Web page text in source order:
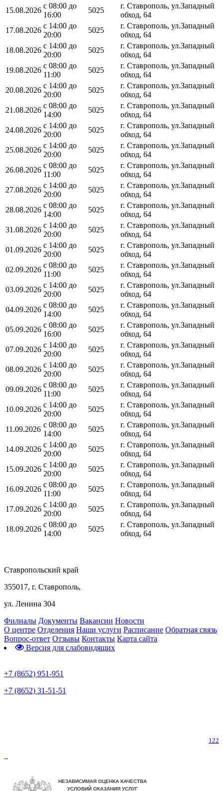
15.08.2026
с 08:00 до
16:00
5025
г. Ставрополь, ул.Западный
обход, 64
17.08.2026
с 14:00 до
20:00
5025
г. Ставрополь, ул.Западный
обход, 64
18.08.2026
с 14:00 до
20:00
5025
г. Ставрополь, ул.Западный
обход, 64
19.08.2026
с 08:00 до
11:00
5025
г. Ставрополь, ул.Западный
обход, 64
20.08.2026
с 14:00 до
20:00
5025
г. Ставрополь, ул.Западный
обход, 64
21.08.2026
с 08:00 до
14:00
5025
г. Ставрополь, ул.Западный
обход, 64
24.08.2026
с 14:00 до
20:00
5025
г. Ставрополь, ул.Западный
обход, 64
25.08.2026
с 14:00 до
20:00
5025
г. Ставрополь, ул.Западный
обход, 64
26.08.2026
с 08:00 до
11:00
5025
г. Ставрополь, ул.Западный
обход, 64
27.08.2026
с 14:00 до
20:00
5025
г. Ставрополь, ул.Западный
обход, 64
28.08.2026
с 08:00 до
14:00
5025
г. Ставрополь, ул.Западный
обход, 64
31.08.2026
с 14:00 до
20:00
5025
г. Ставрополь, ул.Западный
обход, 64
01.09.2026
с 14:00 до
20:00
5025
г. Ставрополь, ул.Западный
обход, 64
02.09.2026
с 08:00 до
11:00
5025
г. Ставрополь, ул.Западный
обход, 64
03.09.2026
с 14:00 до
20:00
5025
г. Ставрополь, ул.Западный
обход, 64
04.09.2026
с 08:00 до
14:00
5025
г. Ставрополь, ул.Западный
обход, 64
05.09.2026
с 08:00 до
16:00
5025
г. Ставрополь, ул.Западный
обход, 64
07.09.2026
с 14:00 до
20:00
5025
г. Ставрополь, ул.Западный
обход, 64
08.09.2026
с 14:00 до
20:00
5025
г. Ставрополь, ул.Западный
обход, 64
09.09.2026
с 08:00 до
11:00
5025
г. Ставрополь, ул.Западный
обход, 64
10.09.2026
с 14:00 до
20:00
5025
г. Ставрополь, ул.Западный
обход, 64
11.09.2026
с 08:00 до
14:00
5025
г. Ставрополь, ул.Западный
обход, 64
14.09.2026
с 14:00 до
20:00
5025
г. Ставрополь, ул.Западный
обход, 64
15.09.2026
с 14:00 до
20:00
5025
г. Ставрополь, ул.Западный
обход, 64
16.09.2026
с 08:00 до
11:00
5025
г. Ставрополь, ул.Западный
обход, 64
17.09.2026
с 14:00 до
20:00
5025
г. Ставрополь, ул.Западный
обход, 64
18.09.2026
с 08:00 до
14:00
5025
г. Ставрополь, ул.Западный
обход, 64
Ставропольский край
355017, г. Ставрополь,
ул. Ленина 304
Филиалы Документы Вакансии Новости
О центре Отделения Наши услуги Расписание Обратная связь
Вопрос-ответ Отзывы Контакты Карта сайта
Версия для слабовидящих
+7 (8652) 951-951
+7 (8652) 31-51-51
122